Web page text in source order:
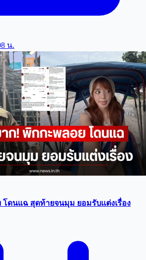
น.
ดนแฉ สุดท้ายจนมุม ยอมรับเเต่งเรื่อง